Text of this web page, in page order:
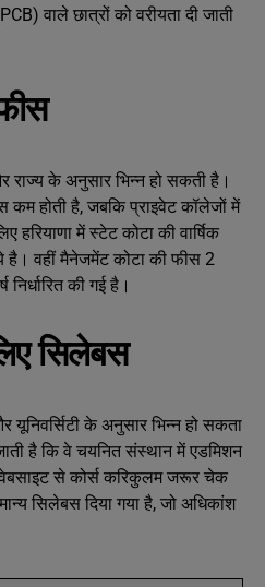
वाले छात्रों को वरीयता दी जाती
के अनुसार भिन्न हो सकती है।
कम होती है, जबकि प्राइवेट कॉलेजों में
हरियाणा में स्टेट कोटा की वार्षिक
वहीं मैनेजमेंट कोटा की फीस 2
की गई है।
सिलेबस
के अनुसार भिन्न हो सकता
है कि वे चयनित संस्थान में एडमिशन
से कोर्स करिकुलम जरूर चेक
सिलेबस दिया गया है, जो अधिकांश